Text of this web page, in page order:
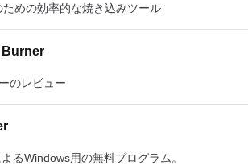
めの効率的な焼き込みツール
Burner
のレビュー
るWindows用の無料プログラム。